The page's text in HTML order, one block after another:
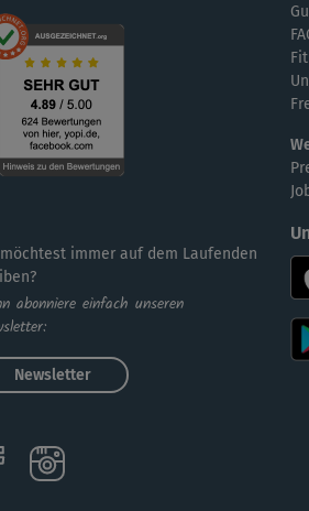
immer auf dem Laufenden
abonniere einfach unseren
Newsletter